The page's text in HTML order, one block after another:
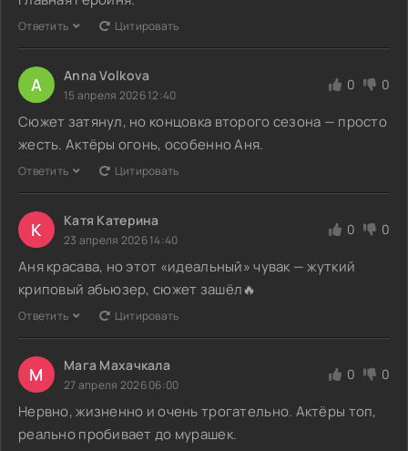
Ответить Цитировать
A Anna Volkova
15 апреля 2026 12:40
0 0
Сюжет затянул, но концовка второго сезона — просто
жесть. Актёры огонь, особенно Аня.
Ответить Цитировать
К Катя Катерина
23 апреля 2026 14:40
0 0
Аня красава, но этот «идеальный» чувак — жуткий
криповый абьюзер, сюжет зашёл🔥
Ответить Цитировать
М Мага Махачкала
27 апреля 2026 06:00
0 0
Нервно, жизненно и очень трогательно. Актёры топ,
реально пробивает до мурашек.